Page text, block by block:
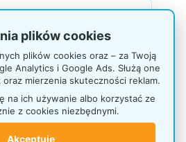
plików cookies
plików cookies oraz – za Twoją
Analytics i Google Ads. Służą one
mierzenia skuteczności reklam.
na ich używanie albo korzystać ze
z cookies niezbędnymi.
Akceptuję